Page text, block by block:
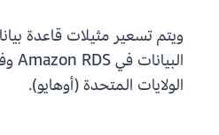
ويتم تسعير مثيلات قاعدة
البيانات في Amazon RDS وفقًا
الولايات المتحدة (أوهايو).